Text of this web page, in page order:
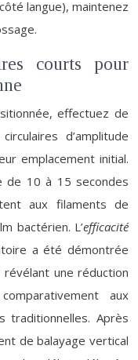
langue), maintenez
courts pour
effectuez de
d’amplitude
emplacement initial.
de 10 à 15 secondes
aux filaments de
bactérien. L’efficacité
a été démontrée
une réduction
aux
traditionnelles. Après
de balayage vertical